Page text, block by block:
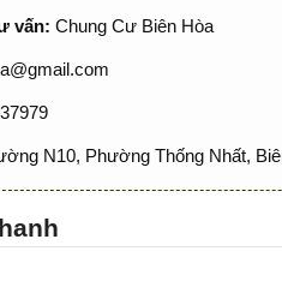
vấn: Chung Cư Biên Hòa
N10, Phường Thống Nhất,